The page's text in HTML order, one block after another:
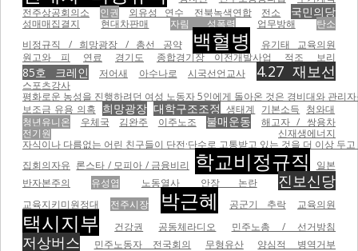
전주상공회의소
인권 외유성 연수 전북녹색연합 전소 국민의당
성매매집결지 현대차판매 자림 성폭력 업무방해
탄소
비정규직 / 희망광장 / 총선 공약
백혈병
유기태 교육의원
원고와 피
연료 경기도 종합경기장 이전개발사업 적조 보리
85호 크레인 저어새 아수나로 시국선언교사 4.27 재보선
스포츠강사
평화로운 농성을 진행하려던 여성 노동자 5인에게 돌아온 것은 경비대와 관
보조금 유용 의혹 희망광장 대학구조조정 생태계 기본소득 청와대
청년유니온
우체국 김완주 이주노조 불매운동
해고자 / 쌍용차
전기원
신재생에너지
자식이나 다름없는 어린 친구들이 단전·단수로 고통받고 있는 것을 더 이상
집회의자유 론스타 / 모피아 / 금융비리 학교비정규직
일본
반자본주의
유성엽 노동열사 안장 논란 진보신당
교육지키미원정대 전주시장 박근혜 공군기 추락 교육의원
택시지부 건강권 공동체라디오 민주노총 / 선거방침
저상버스 민주노동자 전국회의 무형유산
양심적 병역거부